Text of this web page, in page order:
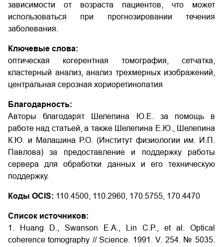
зависимости от возраста пациентов, что может
использоваться при прогнозировании течения
заболевания.
Ключевые слова:
оптическая когерентная томография, сетчатка,
кластерный анализ, анализ трехмерных изображений,
центральная серозная хориоретинопатия
Благодарность:
Авторы благодарят Шелепина Ю.Е. за помощь в
работе над статьей, а также Шелепина Е.Ю., Шелепина
К.Ю. и Малашина Р.О. (Институт физиологии им. И.П.
Павлова) за предоставление и поддержку работы
сервера для обработки данных и его техническую
поддержку.
Коды OCIS: 110.4500, 110.2960, 170.5755, 170.4470
Список источников:
1. Huang D., Swanson E.A., Lin C.P., et al. Optical
coherence tomography // Science. 1991. V. 254. № 5035.